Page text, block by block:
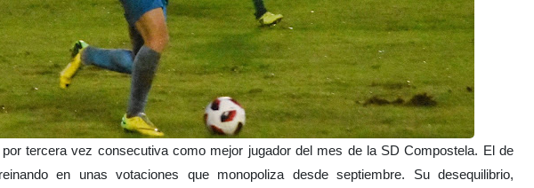
tercera vez consecutiva como mejor jugador del mes de la SD Compostela. El de
en unas votaciones que monopoliza desde septiembre. Su desequilibrio,